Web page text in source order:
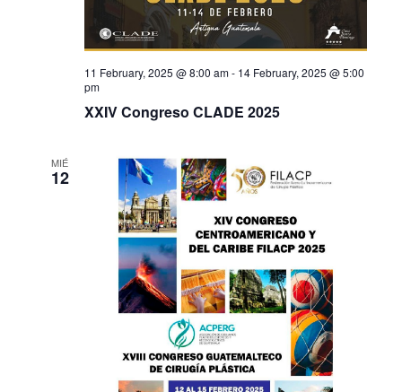
11 February, 2025 @ 8:00 am- 14 February, 2025 @ 5:00
pm
XXIV Congreso CLADE 2025
MIÉ
12